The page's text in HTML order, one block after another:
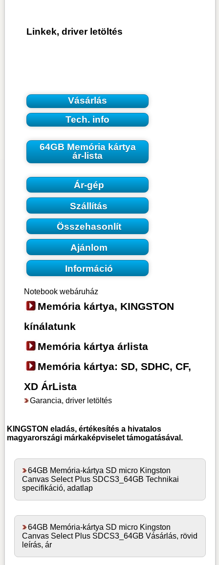
Linkek, driver letöltés
Vásárlás
Tech. info
64GB Memória kártya
ár-lista
Ár-gép
Szállítás
Összehasonlít
Ajánlom
Információ
Notebook webáruház
Memória kártya, KINGSTON
kínálatunk
Memória kártya árlista
Memória kártya: SD, SDHC, CF,
XD ÁrLista
Garancia, driver letöltés
KINGSTON eladás, értékesítés a hivatalos
magyarországi márkaképviselet támogatásával.
64GB Memória-kártya SD micro Kingston
Canvas Select Plus SDCS3_64GB Technikai
specifikáció, adatlap
64GB Memória-kártya SD micro Kingston
Canvas Select Plus SDCS3_64GB Vásárlás, rövid
leírás, ár